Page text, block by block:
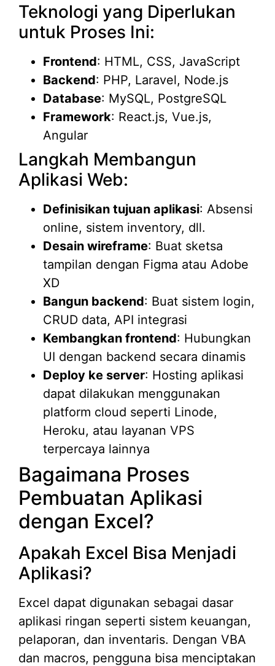
Teknologi yang Diperlukan
untuk Proses Ini:
Frontend: HTML, CSS, JavaScript
Backend: PHP, Laravel, Node.js
Database: MySQL, PostgreSQL
Framework: React.js, Vue.js,
Angular
Langkah Membangun
Aplikasi Web:
Definisikan tujuan aplikasi: Absensi
online, sistem inventory, dll.
Desain wireframe: Buat sketsa
tampilan dengan Figma atau Adobe
XD
Bangun backend: Buat sistem login,
CRUD data, API integrasi
Kembangkan frontend: Hubungkan
UI dengan backend secara dinamis
Deploy ke server: Hosting aplikasi
dapat dilakukan menggunakan
platform cloud seperti Linode,
Heroku, atau layanan VPS
terpercaya lainnya
Bagaimana Proses
Pembuatan Aplikasi
dengan Excel?
Apakah Excel Bisa Menjadi
Aplikasi?
Excel dapat digunakan sebagai dasar
aplikasi ringan seperti sistem keuangan,
pelaporan, dan inventaris. Dengan VBA
dan macros, pengguna bisa menciptakan